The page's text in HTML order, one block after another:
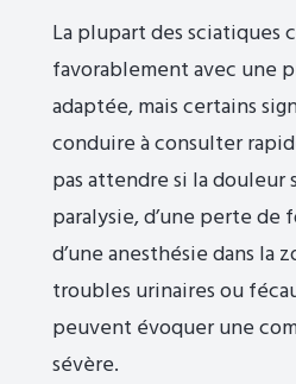
La plupart des sciatiques
favorablement avec une
adaptée, mais certains
conduire à consulter
pas attendre si la douleur
paralysie, d’une perte
d’une anesthésie dans la
troubles urinaires ou
peuvent évoquer une
sévère.